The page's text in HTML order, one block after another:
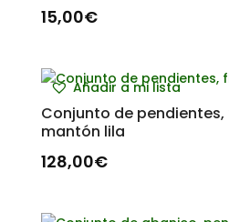
15,00€
Añadir a mi lista
Conjunto de pendientes,
mantón lila
128,00€